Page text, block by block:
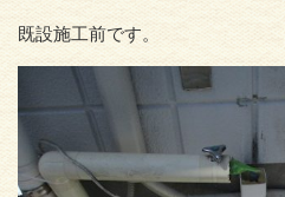
既設施工前です。